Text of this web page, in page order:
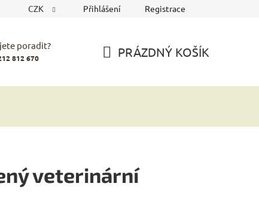
CZK Přihlášení Registrace
poradit?
812 670 PRÁZDNÝ KOŠÍK
veterinární